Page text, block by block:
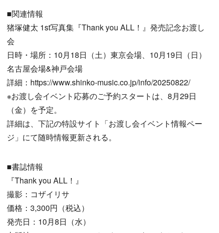
■関連情報
猪塚健太 1st写真集『Thank you ALL！』発売記念お渡し
会
日時・場所：10月18日（土）東京会場、10月19日（日）
名古屋会場&神戸会場
詳細：https://www.shinko-music.co.jp/info/20250822/
※お渡し会イベント応募のご予約スタートは、8月29日
（金）を予定。
詳細は、下記の特設サイト「お渡し会イベント情報ペー
ジ」にて随時情報更新される。
■書誌情報
『Thank you ALL！』
撮影：コザイリサ
価格：3,300円（税込）
発売日：10月8日（水）